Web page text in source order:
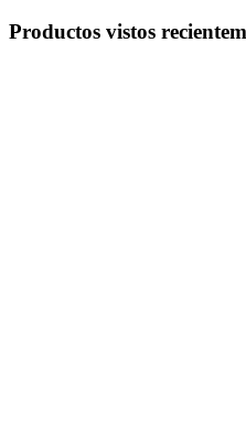
Productos vistos